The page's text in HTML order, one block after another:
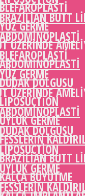
BLEFAROPLASTI
YÜZ GERME
ÜZERINDE
ABDOMINOPLASTI
DUDAK DOLGUSU
LIPOSUCTION
UYLUK GERME
FESSLERIN
BRAZILIAN BUTT
KALÇA BÜYÜTME
BRAZILIAN BUTT
ABDOMINOPLASTI
BLEFAROPLASTI
YÜZ GERME
ÜZERINDE
ABDOMINOPLASTI
DUDAK DOLGUSU
LIPOSUCTION
UYLUK GERME
FESSLERIN